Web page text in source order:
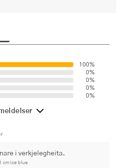
100%
0%
0%
0%
0%
i verkjelegheita.
cm ice blue